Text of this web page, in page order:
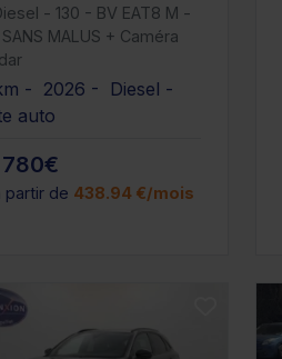
- 130 - BV EAT8 M -
SANS MALUS + Caméra
- 2026 - Diesel -
auto
partir de 438.94 €/mois